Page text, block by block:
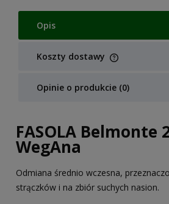
Opis
Koszty dostawy
Cena nie zawiera ewentualnych
Opinie o produkcie (0)
FASOLA Belmonte
WegAna
Odmiana średnio wczesna,
strączków i na zbiór suchych nasion.